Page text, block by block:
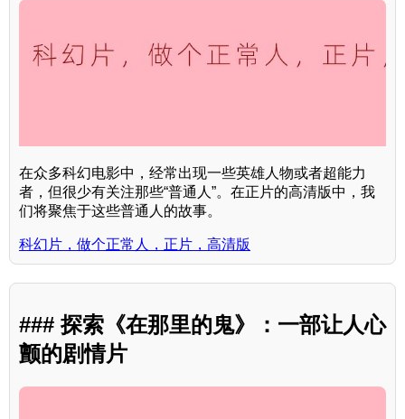
在众多科幻电影中，经常出现一些英雄人物或者超能力
者，但很少有关注那些“普通人”。在正片的高清版中，我
们将聚焦于这些普通人的故事。
科幻片，做个正常人，正片，高清版
### 探索《在那里的鬼》：一部让人心
颤的剧情片